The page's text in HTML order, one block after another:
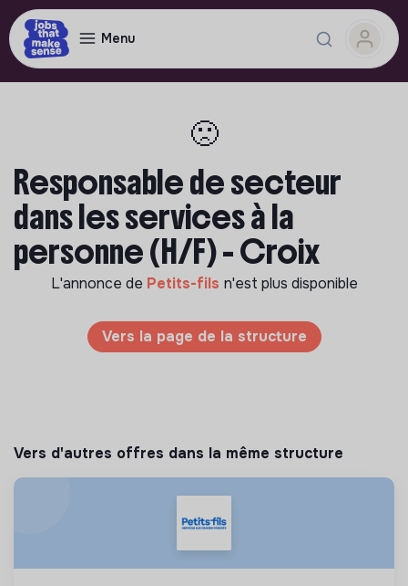
Menu
🙁
Responsable de secteur
dans les services à la
personne (H/F) - Croix
L'annonce de Petits-fils n'est plus disponible
Vers la page de la structure
Vers d'autres offres dans la même structure